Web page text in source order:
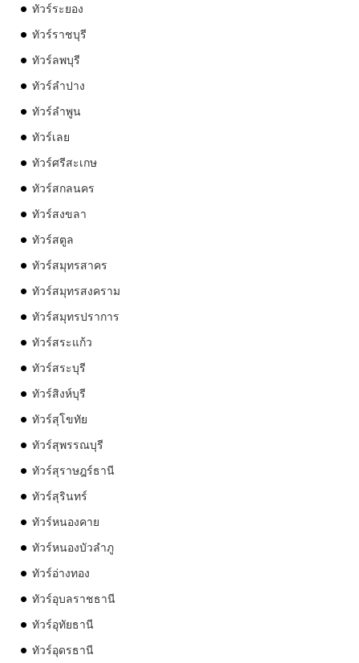
ทัวร์ระยอง
ทัวร์ราชบุรี
ทัวร์ลพบุรี
ทัวร์ลำปาง
ทัวร์ลำพูน
ทัวร์เลย
ทัวร์ศรีสะเกษ
ทัวร์สกลนคร
ทัวร์สงขลา
ทัวร์สตูล
ทัวร์สมุทรสาคร
ทัวร์สมุทรสงคราม
ทัวร์สมุทรปราการ
ทัวร์สระแก้ว
ทัวร์สระบุรี
ทัวร์สิงห์บุรี
ทัวร์สุโขทัย
ทัวร์สุพรรณบุรี
ทัวร์สุราษฎร์ธานี
ทัวร์สุรินทร์
ทัวร์หนองคาย
ทัวร์หนองบัวลำภู
ทัวร์อ่างทอง
ทัวร์อุบลราชธานี
ทัวร์อุทัยธานี
ทัวร์อุดรธานี